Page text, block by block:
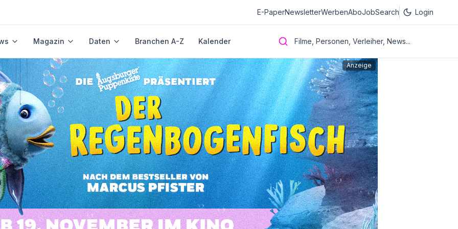
E-PaperNewsletterWerbenAboJobSearch Login
Magazin Daten Branchen A-Z Kalender Filme, Personen, Verleiher, News...
Anzeige